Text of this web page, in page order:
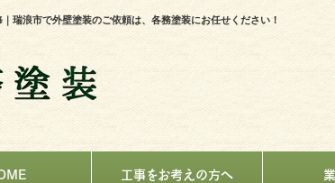
瑞浪市で外壁塗装のご依頼は、各務塗装にお任せください！
工事をお考えの方へ